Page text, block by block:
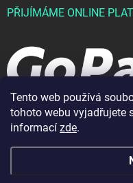
Tento web používá
tohoto webu vyjadřujete
informací zde.
PŘIJÍMÁME ONLINE